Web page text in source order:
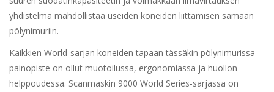
yhdistelmä mahdollistaa useiden koneiden liittämisen samaan
pölynimuriin.
Kaikkien World-sarjan koneiden tapaan tässäkin pölynimurissa
painopiste on ollut muotoilussa, ergonomiassa ja huollon
helppoudessa. Scanmaskin 9000 World Series-sarjassa on